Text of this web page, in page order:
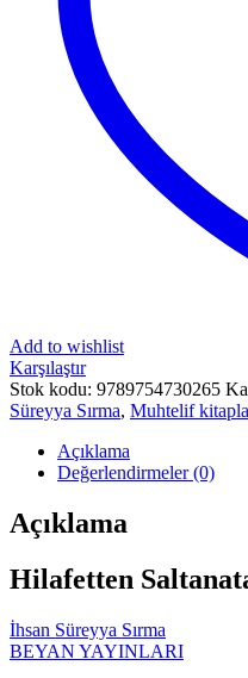
Add to wishlist
Karşılaştır
Stok kodu: 9789754730265
Süreyya Sırma, Muhtelif
Açıklama
Değerlendirmeler (0)
Açıklama
Hilafetten
İhsan Süreyya Sırma
BEYAN YAYINLARI